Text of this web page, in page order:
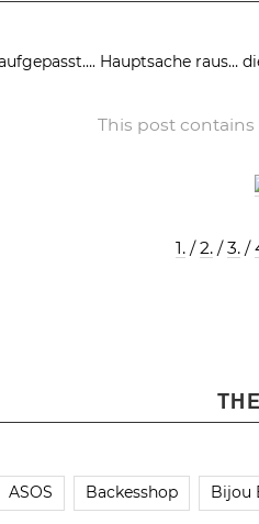
Hauptsache raus…
This post
1. /2. /3. /
ASOS Backesshop Bijou